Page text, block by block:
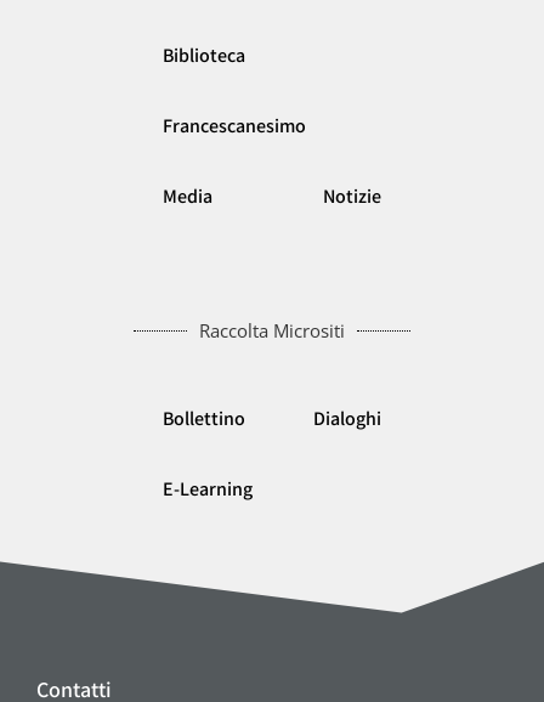
Biblioteca
Francescanesimo
Media Notizie
Raccolta Micrositi
Bollettino Dialoghi
E-Learning
Contatti